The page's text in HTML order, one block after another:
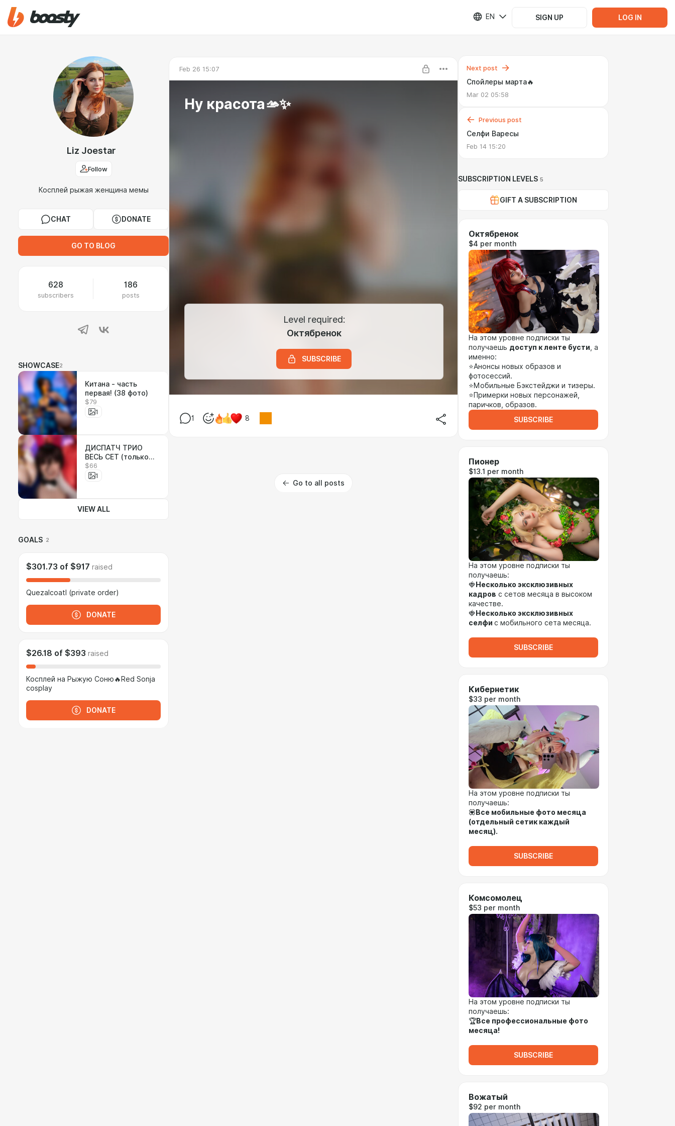
EN SIGN UP LOG IN
Liz Joestar
Follow
Косплей рыжая женщина мемы
CHAT DONATE
GO TO BLOG
628
subscribers
186
posts
SHOWCASE2
Китана - часть
первая! (38 фото)
$79
1
ДИСПАТЧ ТРИО
ВЕСЬ СЕТ (только
фото с моим
участием)
$66
1
VIEW ALL
GOALS 2
$301.73 of $917 raised
Quezalcoatl (private order)
DONATE
$26.18 of $393 raised
Косплей на Рыжую Соню🔥Red Sonja
cosplay
DONATE
Feb 26 15:07
Ну красота🫴✨️
Level required:
Октябренок
SUBSCRIBE
1 8
Go to all posts
Next post
Спойлеры марта🔥
Mar 02 05:58
Previous post
Селфи Варесы
Feb 14 15:20
SUBSCRIPTION LEVELS 5
GIFT A SUBSCRIPTION
Октябренок
$4 per month
На этом уровне подписки ты
получаешь доступ к ленте бусти , а
именно:
⭐Анонсы новых образов и
фотосессий.
⭐Мобильные Бэкстейджи и тизеры.
⭐Примерки новых персонажей,
паричков, образов.
SUBSCRIBE
Пионер
$13.1 per month
На этом уровне подписки ты
получаешь:
🍓 Несколько эксклюзивных
кадров с сетов месяца в высоком
качестве.
🍓 Несколько эксклюзивных
селфи с мобильного сета месяца.
SUBSCRIBE
Кибернетик
$33 per month
На этом уровне подписки ты
получаешь:
💟 Все мобильные фото месяца
(отдельный сетик каждый
месяц).
SUBSCRIBE
Комсомолец
$53 per month
На этом уровне подписки ты
получаешь:
🏆Все профессиональные фото
месяца!
SUBSCRIBE
Вожатый
$92 per month